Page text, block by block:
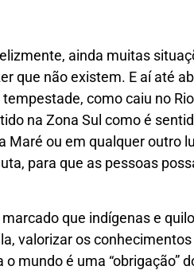
ainda muitas
que não existem. E aí até
como caiu no
na Zona Sul como é
Maré ou em qualquer outro
para que as pessoas
que indígenas e
valorizar os
mundo é uma “obrigação”